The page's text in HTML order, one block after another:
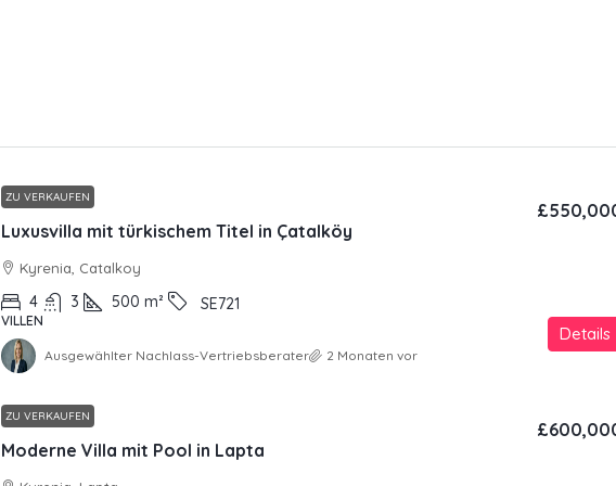
ZU VERKAUFEN
Luxusvilla mit türkischem Titel in Çatalköy
Kyrenia, Catalkoy
4 3 500 m² SE721
VILLEN
Details
Ausgewählter Nachlass-Vertriebsberater 2 Monaten vor
ZU VERKAUFEN
Moderne Villa mit Pool in Lapta